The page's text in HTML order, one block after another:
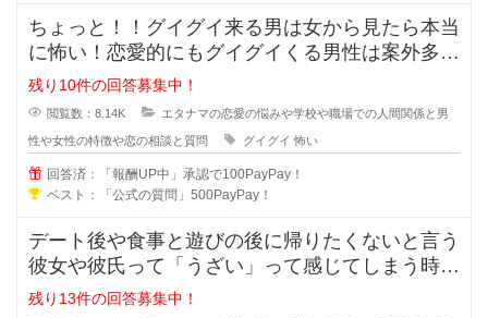
ちょっと！！グイグイ来る男は女から見たら本当
に怖い！恋愛的にもグイグイくる男性は案外多い
かもしれませんが、どの様な特徴が
残り10件の回答募集中！
閲覧数：8.14K エタナマの恋愛の悩みや学校や職場での人間関係と男
性や女性の特徴や恋の相談と質問 グイグイ 怖い
回答済：「報酬UP中」承認で100PayPay！
ベスト：「公式の質問」500PayPay！
デート後や食事と遊びの後に帰りたくないと言う
彼女や彼氏って「うざい」って感じてしまう時が
ありますよね？帰りたくないと言う
残り13件の回答募集中！